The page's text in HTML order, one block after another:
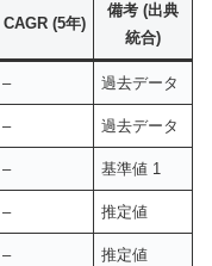
CAGR (5年)
備考 (出典
統合)
– 過去データ
– 過去データ
– 基準値 1
– 推定値
– 推定値